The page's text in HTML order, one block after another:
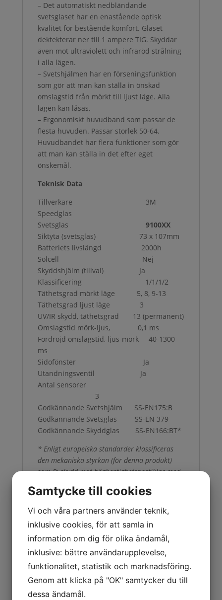
– Det automatiskt nedbländande
svetsglaset har en enastående optisk
kvalitet för bestående komfort. Glaset
dektekterar ner till 1 ampere TIG. Skyddar
även mot ultraviolett och infraröd strålning
i alla lägen.
– Svetshjälmen har en förseningsfunktion
som gör att man kan ställa in önskad
omslagstid från mörkt till ljust läge. Alla
lägen kan låsas.
– Ergonomiskt huvudband som passar de
flesta huvuden. Passar storlek 50-64.
Huvudbandet har flera funktioner som gör
att man kan ställa in det efter eget
önskemål.
Teknisk Data
Tillverkare 3M
Speedglas
Svetsglas 9100XX
Siktyta (svetsglas) 73 x 107mm
Batteriets livslängd 2000h
Solcell Nej
Skyddshjälm (tillval) Ja
Klassificering 1/1/1/2
Täthetsgrad mörkt läge 5, 8, 9-13
Täthetsgrad ljust läge 3
UV/IR skydd, täthetsgrad 13 (permanent)
Omslagstid mörk-ljus, 0,1 ms
Fördröjd omslagstid, ljus-mörk 40-1300
ms
Sidofönster Ja
Utandningsventil Ja
Antal sensorer
3
Godkännande Svetshjälm SS-EN175:B
Godkännande Svetsglas SS-EN 379
Godkännande Skyddglas SS-EN166:BT*
* Enligt europeiska standarder klassificeras
den mekaniska styrkan (för denna produkt)
som B: skydd mot höghastighetspartiklar med
indikerar att testet för skydd mot
höghastighetspartiklar har utförts vid extrema
temperaturer (-5°C till +55°C).
Recensioner
Det finns inga recensioner än.
Samtycke till cookies
Vi och våra partners använder teknik,
inklusive cookies, för att samla in
information om dig för olika ändamål,
inklusive: bättre användarupplevelse,
funktionalitet, statistik och marknadsföring.
Genom att klicka på "OK" samtycker du till
dessa ändamål.